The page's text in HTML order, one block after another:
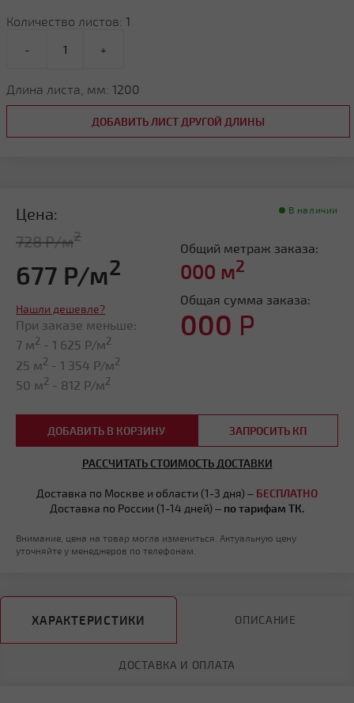
Количество листов: 1
- +
Длина листа, мм: 1200
ДОБАВИТЬ ЛИСТ ДРУГОЙ ДЛИНЫ
Цена:
728 Р/м2
677 Р/м2
Нашли дешевле?
При заказе меньше:
7 м2 - 1 625 Р/м2
25 м2 - 1 354 Р/м2
50 м2 - 812 Р/м2
В наличии
Общий метраж заказа:
000 м2
Общая сумма заказа:
000 Р
ДОБАВИТЬ В КОРЗИНУ ЗАПРОСИТЬ КП
РАССЧИТАТЬ СТОИМОСТЬ ДОСТАВКИ
Доставка по Москве и области (1-3 дня) – БЕСПЛАТНО
Доставка по России (1-14 дней) – по тарифам ТК.
Внимание, цена на товар могла измениться. Актуальную цену
уточняйте у менеджеров по телефонам.
ХАРАКТЕРИСТИКИ ОПИСАНИЕ
ДОСТАВКА И ОПЛАТА